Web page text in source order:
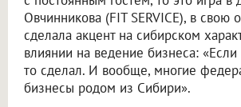
Овчинникова (FIT SERVICE), в свою
сделала акцент на сибирском
влиянии на ведение бизнеса: «Если
то сделал. И вообще, многие
бизнесы родом из Сибири».